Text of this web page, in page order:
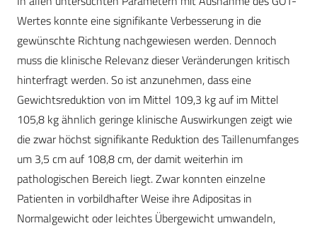
Wertes konnte eine signifikante Verbesserung in die
gewünschte Richtung nachgewiesen werden. Dennoch
muss die klinische Relevanz dieser Veränderungen kritisch
hinterfragt werden. So ist anzunehmen, dass eine
Gewichtsreduktion von im Mittel 109,3 kg auf im Mittel
105,8 kg ähnlich geringe klinische Auswirkungen zeigt wie
die zwar höchst signifikante Reduktion des Taillenumfanges
um 3,5 cm auf 108,8 cm, der damit weiterhin im
pathologischen Bereich liegt. Zwar konnten einzelne
Patienten in vorbildhafter Weise ihre Adipositas in
Normalgewicht oder leichtes Übergewicht umwandeln,